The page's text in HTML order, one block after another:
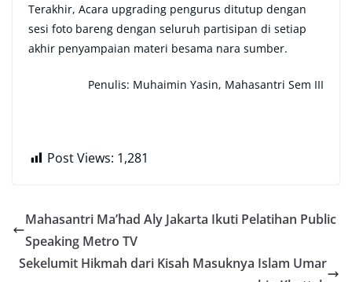
Terakhir, Acara upgrading pengurus ditutup dengan
sesi foto bareng dengan seluruh partisipan di setiap
akhir penyampaian materi besama nara sumber.
Penulis: Muhaimin Yasin, Mahasantri Sem III
Post Views: 1,281
Mahasantri Ma’had Aly Jakarta Ikuti Pelatihan Public
Speaking Metro TV
Sekelumit Hikmah dari Kisah Masuknya Islam Umar